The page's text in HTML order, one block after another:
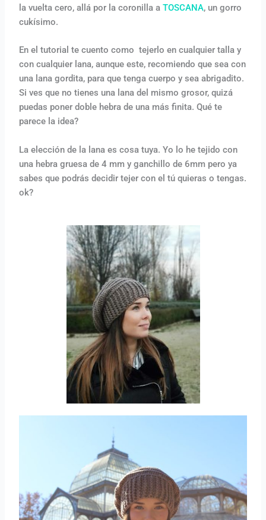
la vuelta cero, allá por la coronilla aTOSCANA, un gorro
cukísimo.
En el tutorial te cuento como tejerlo en cualquier talla y
con cualquier lana, aunque este, recomiendo que sea con
una lana gordita, para que tenga cuerpo y sea abrigadito.
Si ves que no tienes una lana del mismo grosor, quizá
puedas poner doble hebra de una más finita. Qué te
parece la idea?
La elección de la lana es cosa tuya. Yo lo he tejido con
una hebra gruesa de 4 mm y ganchillo de 6mm pero ya
sabes que podrás decidir tejer con el tú quieras o tengas.
ok?